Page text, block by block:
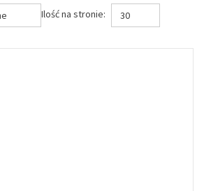
Ilość na stronie: 30